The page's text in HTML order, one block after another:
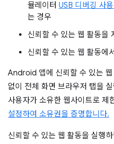
뮬레이터 USB 디버깅 사
는 경우
신뢰할 수 있는 웹 활동을
신뢰할 수 있는 웹 활동에
Android 앱에 신뢰할 수 있는
없이 전체 화면 브라우저 탭을
사용자가 소유한 웹사이트로 제
설정하여 소유권을 증명합니다.
신뢰할 수 있는 웹 활동을 실행